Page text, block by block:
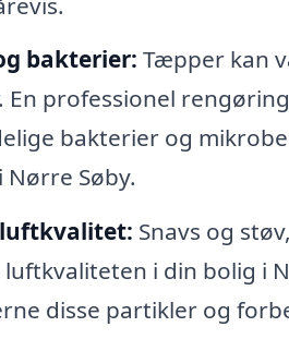
bakterier: Tæpper kan
En professionel
bakterier og
Søby.
luftkvalitet: Snavs og
i din bolig i
disse partikler og